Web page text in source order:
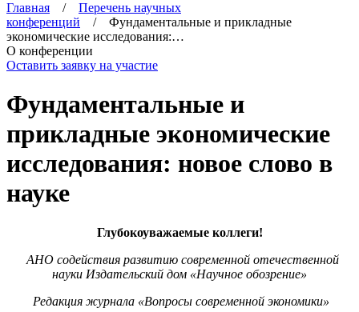
Главная / Перечень научных
конференций / Фундаментальные и прикладные
экономические исследования:…
О конференции
Оставить заявку на участие
Фундаментальные и
прикладные экономические
исследования: новое слово в
науке
Глубокоуважаемые коллеги!
АНО содействия развитию современной отечественной
науки Издательский дом «Научное обозрение»
Редакция журнала «Вопросы современной экономики»